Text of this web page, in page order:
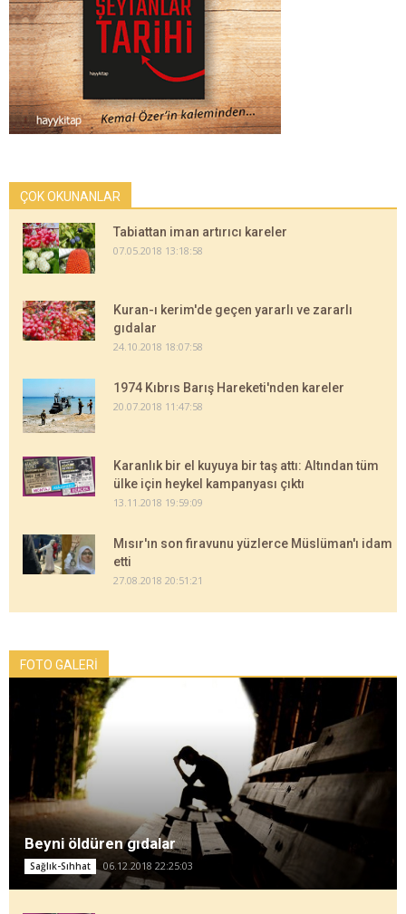
ÇOK OKUNANLAR
Tabiattan iman artırıcı kareler
07.05.2018 13:18:58
Kuran-ı kerim'de geçen yararlı ve zararlı
gıdalar
24.10.2018 18:07:58
1974 Kıbrıs Barış Hareketi'nden kareler
20.07.2018 11:47:58
Karanlık bir el kuyuya bir taş attı: Altından tüm
ülke için heykel kampanyası çıktı
13.11.2018 19:59:09
Mısır'ın son firavunu yüzlerce Müslüman'ı idam
etti
27.08.2018 20:51:21
FOTO GALERİ
Beyni öldüren gıdalar
Sağlık-Sıhhat 06.12.2018 22:25:03